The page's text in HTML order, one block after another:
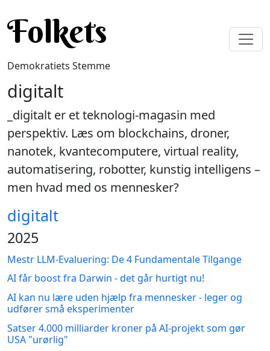
Folkets
Demokratiets Stemme
digitalt
_digitalt er et teknologi-magasin med
perspektiv. Læs om blockchains, droner,
nanotek, kvantecomputere, virtual reality,
automatisering, robotter, kunstig intelligens –
men hvad med os mennesker?
digitalt
2025
Mestr LLM-Evaluering: De 4 Fundamentale Tilgange
AI får boost fra Darwin - det går hurtigt nu!
AI kan nu lære uden hjælp fra mennesker - leger og
udfører små eksperimenter
Satser 4.000 milliarder kroner på AI-projekt som gør
USA "urørlig"